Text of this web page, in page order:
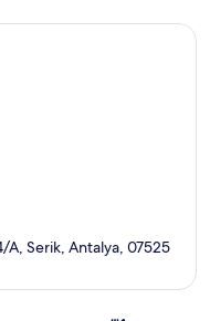
Serik, Antalya, 07525